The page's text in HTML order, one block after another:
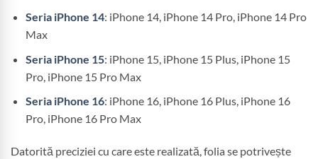
Seria iPhone 14: iPhone 14, iPhone 14 Pro, iPhone 14 Pro
Max
Seria iPhone 15: iPhone 15, iPhone 15 Plus, iPhone 15
Pro, iPhone 15 Pro Max
Seria iPhone 16: iPhone 16, iPhone 16 Plus, iPhone 16
Pro, iPhone 16 Pro Max
Datorită preciziei cu care este realizată, folia se potrivește